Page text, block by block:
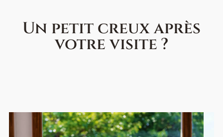
Un petit creux après
votre visite ?